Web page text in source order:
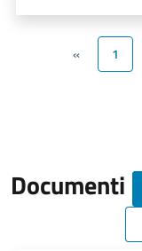
« 1
Documenti